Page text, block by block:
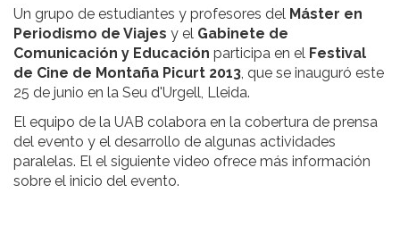
Un grupo de estudiantes y profesores del Máster en
Periodismo de Viajes y el Gabinete de
Comunicación y Educación participa en el Festival
de Cine de Montaña Picurt 2013, que se inauguró este
25 de junio en la Seu d'Urgell, Lleida.
El equipo de la UAB colabora en la cobertura de prensa
del evento y el desarrollo de algunas actividades
paralelas. El el siguiente video ofrece más información
sobre el inicio del evento.